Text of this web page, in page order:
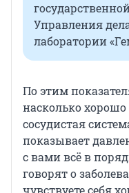
Управления
лаборатории
По этим
насколько хорошо
сосудистая
показывает
с вами всё в
говорят о
чувствуете себя